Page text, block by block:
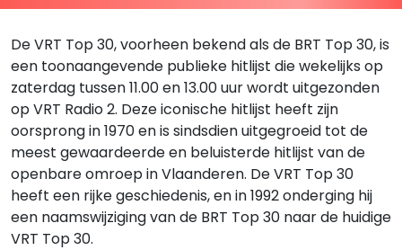
De VRT Top 30, voorheen bekend als de BRT Top 30, is
een toonaangevende publieke hitlijst die wekelijks op
zaterdag tussen 11.00 en 13.00 uur wordt uitgezonden
op VRT Radio 2. Deze iconische hitlijst heeft zijn
oorsprong in 1970 en is sindsdien uitgegroeid tot de
meest gewaardeerde en beluisterde hitlijst van de
openbare omroep in Vlaanderen. De VRT Top 30
heeft een rijke geschiedenis, en in 1992 onderging hij
een naamswijziging van de BRT Top 30 naar de huidige
VRT Top 30.